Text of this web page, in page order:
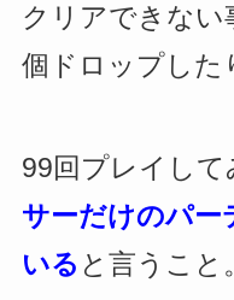
クリアできな
個ドロップした
99回プレイして
サーだけのパー
いる と言うこと